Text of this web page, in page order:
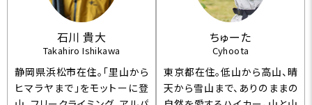
所属。全日本スキー連盟正指
導員、（公社）日本山岳ガイド協
会・登山ガイドステージⅡ・スキ
ーガイドⅠ】
石川 貴大
Takahiro Ishikawa
静岡県浜松市在住。「里山から
ヒマラヤまで」をモットーに登
ちゅーた
Cyhoota
東京都在住。低山から高山、晴
天から雪山まで、ありのままの